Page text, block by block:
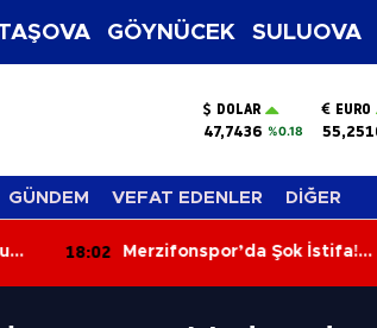
GÖYNÜCEK SULUOVA
DOLAR
47,7436 %0.18
EURO
GÜNDEM VEFAT EDENLER DİĞER
18:02
Merzifonspor’da Şok İstifa!